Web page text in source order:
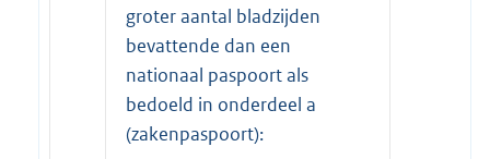
groter aantal bladzijden
bevattende dan een
nationaal paspoort als
bedoeld in onderdeel a
(zakenpaspoort):